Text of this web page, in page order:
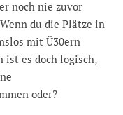
noch nie zuvor
du die Plätze in
mit Ü30ern
ist es doch logisch,
oder?